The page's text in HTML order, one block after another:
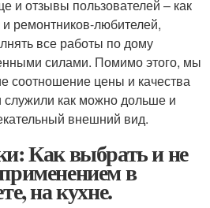
и отзывы пользователей – как
ремонтников-любителей,
все работы по дому
силами. Помимо этого, мы
соотношение цены и качества
как можно дольше и
внешний вид.
Как выбрать и не
в
на кухне.